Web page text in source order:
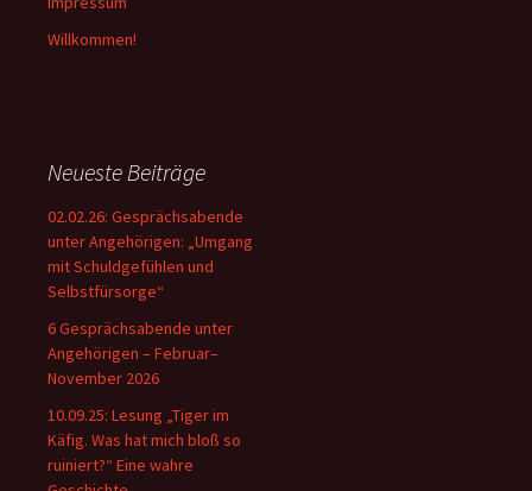
Willkommen!
Neueste Beiträge
02.02.26: Gesprächsabende
unter Angehörigen: „Umgang
mit Schuldgefühlen und
Selbstfürsorge“
6 Gesprächsabende unter
Angehörigen – Februar–
November 2026
10.09.25: Lesung „Tiger im
Käfig. Was hat mich bloß so
ruiniert?“ Eine wahre